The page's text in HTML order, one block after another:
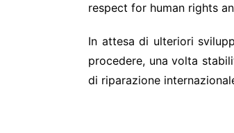
respect for human rights
In attesa di ulteriori
procedere, una volta
di riparazione